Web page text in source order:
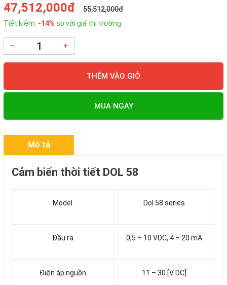
47,512,000đ
55,512,000đ
Tiết kiệm: -14% so với giá thị trường
– +
THÊM VÀO GIỎ
MUA NGAY
Mô tả
Cảm biến thời tiết DOL 58
Model Dol 58 series
Đầu ra 0,5 ÷ 10 VDC, 4 ÷ 20 mA
Điện áp nguồn 11 – 30 [V DC]